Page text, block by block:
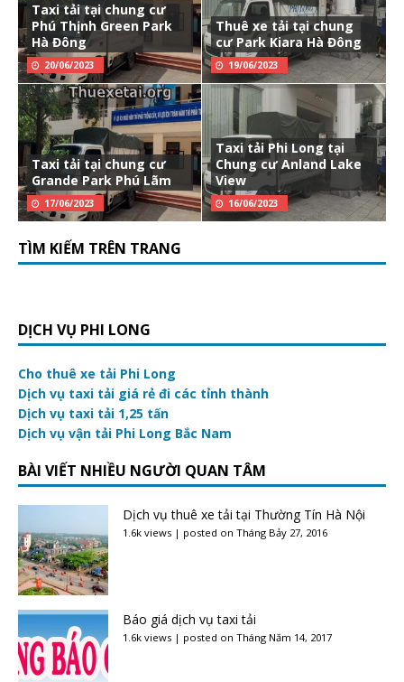
Taxi tải tại chung cư
Phú Thịnh Green Park
Hà Đông
20/06/2023
Thuê xe tải tại chung
cư Park Kiara Hà Đông
19/06/2023
Taxi tải tại chung cư
Grande Park Phú Lãm
17/06/2023
Taxi tải Phi Long tại
Chung cư Anland Lake
View
16/06/2023
TÌM KIẾM TRÊN TRANG
DỊCH VỤ PHI LONG
Cho thuê xe tải Phi Long
Dịch vụ taxi tải giá rẻ đi các tỉnh thành
Dịch vụ taxi tải 1,25 tấn
Dịch vụ vận tải Phi Long Bắc Nam
BÀI VIẾT NHIỀU NGƯỜI QUAN TÂM
Dịch vụ thuê xe tải tại Thường Tín Hà Nội
1.6k views | posted on Tháng Bảy 27, 2016
Báo giá dịch vụ taxi tải
1.6k views | posted on Tháng Năm 14, 2017